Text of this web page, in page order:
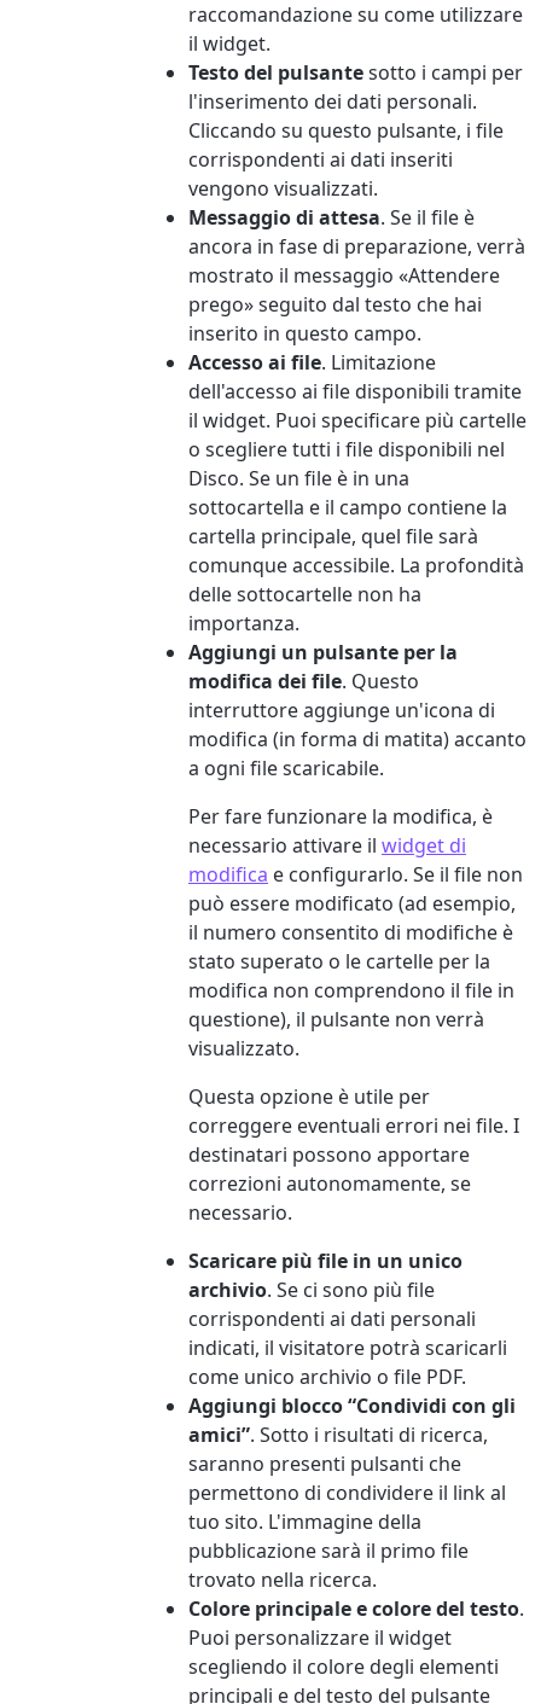
raccomandazione su come utilizzare
il widget.
Testo del pulsantesotto i campi per
l'inserimento dei dati personali.
Cliccando su questo pulsante, i file
corrispondenti ai dati inseriti
vengono visualizzati.
Messaggio di attesa. Se il file è
ancora in fase di preparazione, verrà
mostrato il messaggio «Attendere
prego» seguito dal testo che hai
inserito in questo campo.
Accesso ai file. Limitazione
dell'accesso ai file disponibili tramite
il widget. Puoi specificare più cartelle
o scegliere tutti i file disponibili nel
Disco. Se un file è in una
sottocartella e il campo contiene la
cartella principale, quel file sarà
comunque accessibile. La profondità
delle sottocartelle non ha
importanza.
Aggiungi un pulsante per la
modifica dei file. Questo
interruttore aggiunge un'icona di
modifica (in forma di matita) accanto
a ogni file scaricabile.
Per fare funzionare la modifica, è
necessario attivare il widget di
modifica e configurarlo. Se il file non
può essere modificato (ad esempio,
il numero consentito di modifiche è
stato superato o le cartelle per la
modifica non comprendono il file in
questione), il pulsante non verrà
visualizzato.
Questa opzione è utile per
correggere eventuali errori nei file. I
destinatari possono apportare
correzioni autonomamente, se
necessario.
Scaricare più file in un unico
archivio. Se ci sono più file
corrispondenti ai dati personali
indicati, il visitatore potrà scaricarli
come unico archivio o file PDF.
Aggiungi blocco “Condividi con gli
amici”. Sotto i risultati di ricerca,
saranno presenti pulsanti che
permettono di condividere il link al
tuo sito. L'immagine della
pubblicazione sarà il primo file
trovato nella ricerca.
Colore principale e colore del testo.
Puoi personalizzare il widget
scegliendo il colore degli elementi
principali e del testo del pulsante